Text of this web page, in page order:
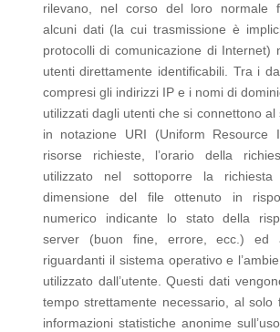
rilevano, nel corso del loro normale
alcuni dati (la cui trasmissione è
protocolli di comunicazione di Internet)
utenti direttamente identificabili. Tra i
compresi gli indirizzi IP e i nomi di
utilizzati dagli utenti che si connettono al
in notazione URI (Uniform Resource
risorse richieste, l’orario della
utilizzato nel sottoporre la
dimensione del file ottenuto in
numerico indicante lo stato della
server (buon fine, errore, ecc.) ed
riguardanti il sistema operativo e
utilizzato dall’utente. Questi dati
tempo strettamente necessario, al solo
informazioni statistiche anonime